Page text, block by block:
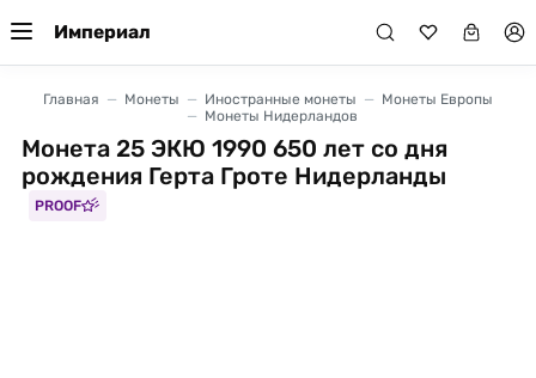
Империал
Главная Монеты Иностранные монеты
Монеты Европы
Монеты Нидерландов
Монета 25 ЭКЮ 1990 650 лет со дня
рождения Герта Гроте Нидерланды
PROOF